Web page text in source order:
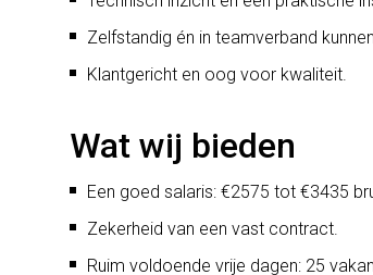
Zelfstandig én in teamverband
Klantgericht en oog voor kwaliteit.
Wat wij bieden
Een goed salaris: €2575 tot €3435
Zekerheid van een vast contract.
Ruim voldoende vrije dagen: 25